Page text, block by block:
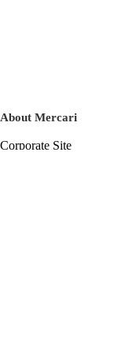
About Mercari
Corporate Site